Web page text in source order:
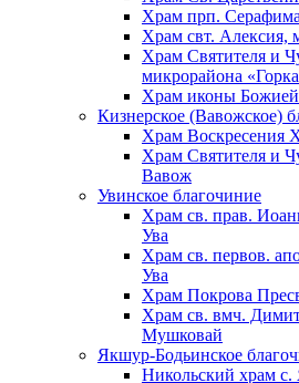
Храм прп.
Храм свт. Алексия,
Храм Святителя и
микрорайона
Храм иконы
Кизнерское (Вавожское)
Храм Воскресения
Храм Святителя и
Вавож
Увинское благочиние
Храм св. прав.
Ува
Храм св. первов.
Ува
Храм Покрова
Храм св. вмч.
Мушковай
Якшур-Бодьинское
Никольский храм